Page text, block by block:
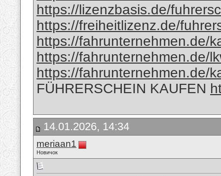
https://lizenzbasis.de/
https://freiheitlizenz.de/
https://fahrunternehmen.de/
https://fahrunternehmen.de/
https://fahrunternehmen.de/
FÜHRERSCHEIN KAUFEN
14.01.2026, 14:34
meriaan1
Новичок